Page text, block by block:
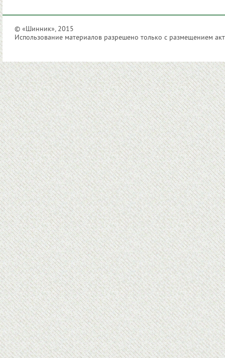
© «Шинник», 2015
Использование материалов разрешено только с размещением